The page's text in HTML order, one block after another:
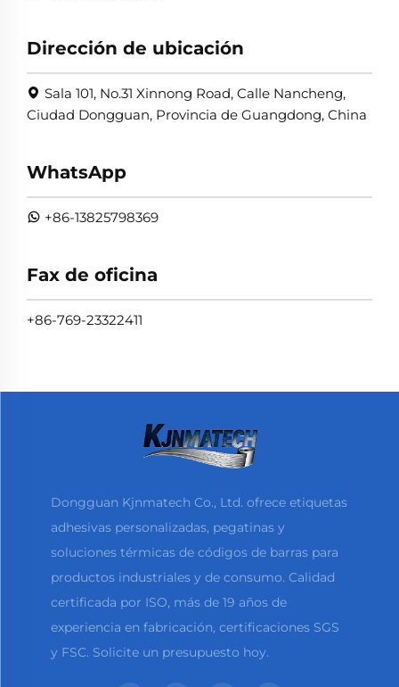
Dirección de ubicación
Sala 101, No.31 Xinnong Road, Calle Nancheng,
Ciudad Dongguan, Provincia de Guangdong, China
WhatsApp
+86-13825798369
Fax de oficina
+86-769-23322411
Dongguan Kjnmatech Co., Ltd. ofrece etiquetas
adhesivas personalizadas, pegatinas y
soluciones térmicas de códigos de barras para
productos industriales y de consumo. Calidad
certificada por ISO, más de 19 años de
experiencia en fabricación, certificaciones SGS
y FSC. Solicite un presupuesto hoy.